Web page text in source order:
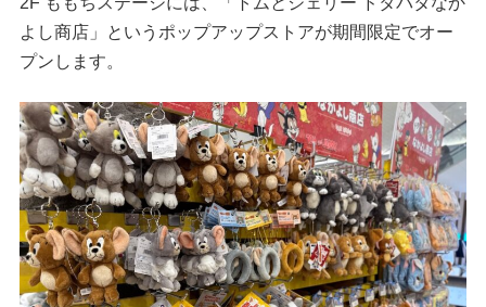
よし商店」というポップアップストアが期間限定でオー
プンします。